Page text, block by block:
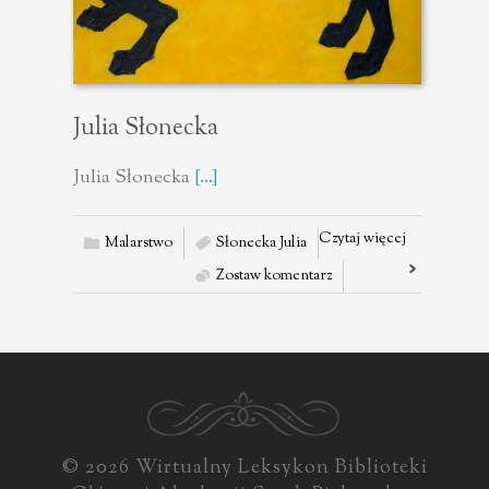
Julia Słonecka
Julia Słonecka [...]
Malarstwo
Słonecka Julia
Zostaw komentarz
Czytaj więcej
© 2026 Wirtualny Leksykon Biblioteki